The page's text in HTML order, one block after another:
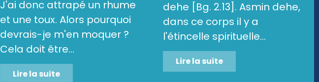
J'ai donc attrapé un rhume
et une toux. Alors pourquoi
devrais-je m'en moquer ?
Cela doit être...
Lire la suite
dehe [Bg. 2.13]. Asmin dehe,
dans ce corps il y a
l'étincelle spirituelle...
Lire la suite